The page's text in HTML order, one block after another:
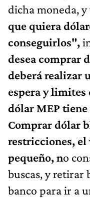
dicha moneda, y
que quiera
conseguirlos",
desea comprar
deberá realizar
espera y limites
dólar MEP
Comprar dólar
restricciones, el
pequeño, no
buscas, y retirar
banco para ir a